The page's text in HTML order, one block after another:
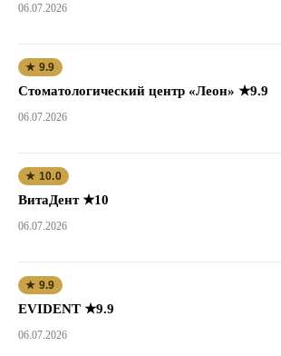
06.07.2026
★ 9.9
Стоматологический центр «Леон» ★9.9
06.07.2026
★ 10.0
ВитаДент ★10
06.07.2026
★ 9.9
EVIDENT ★9.9
06.07.2026